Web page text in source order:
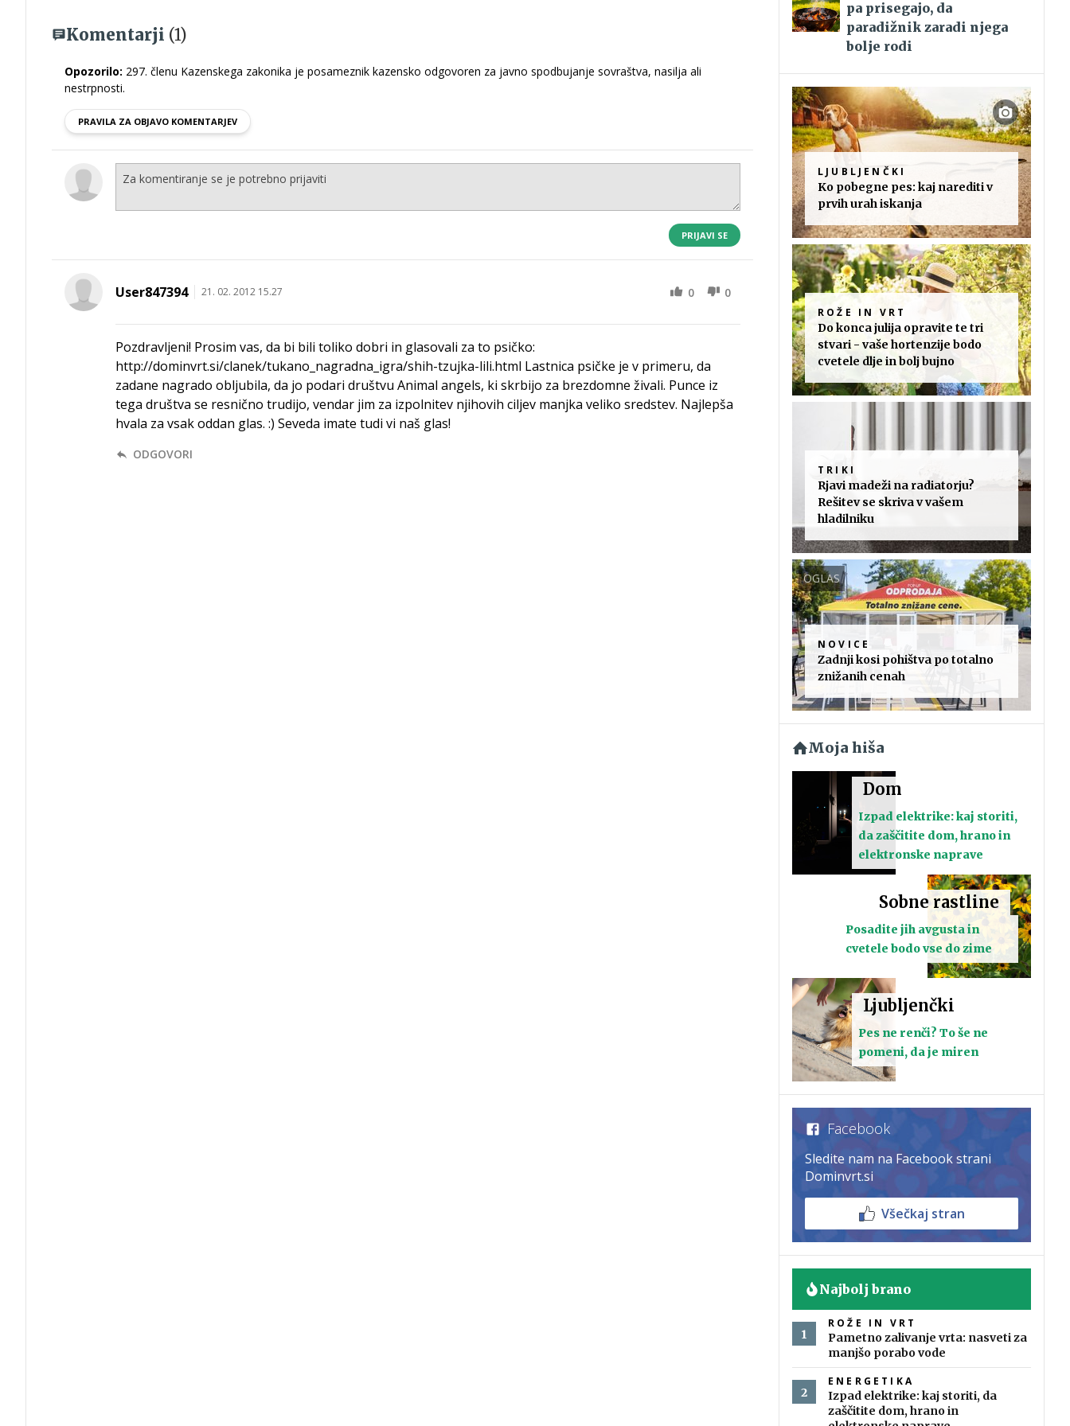
Komentarji (1)
Opozorilo: 297. členu Kazenskega zakonika je posameznik kazensko odgovoren za javno spodbujanje sovraštva, nasilja ali
nestrpnosti.
PRAVILA ZA OBJAVO KOMENTARJEV
PRIJAVI SE
User847394 21. 02. 2012 15.27 0 0
Pozdravljeni! Prosim vas, da bi bili toliko dobri in glasovali za to psičko:
http://dominvrt.si/clanek/tukano_nagradna_igra/shih-tzujka-lili.html Lastnica psičke je v primeru, da
zadane nagrado obljubila, da jo podari društvu Animal angels, ki skrbijo za brezdomne živali. Punce iz
tega društva se resnično trudijo, vendar jim za izpolnitev njihovih ciljev manjka veliko sredstev. Najlepša
hvala za vsak oddan glas. :) Seveda imate tudi vi naš glas!
ODGOVORI
pa prisegajo, da
paradižnik zaradi njega
bolje rodi
LJUBLJENČKI
Ko pobegne pes: kaj narediti v
prvih urah iskanja
ROŽE IN VRT
Do konca julija opravite te tri
stvari - vaše hortenzije bodo
cvetele dlje in bolj bujno
TRIKI
Rjavi madeži na radiatorju?
Rešitev se skriva v vašem
hladilniku
OGLAS
NOVICE
Zadnji kosi pohištva po totalno
znižanih cenah
Moja hiša
Dom
Izpad elektrike: kaj storiti,
da zaščitite dom, hrano in
elektronske naprave
Sobne rastline
Posadite jih avgusta in
cvetele bodo vse do zime
Ljubljenčki
Pes ne renči? To še ne
pomeni, da je miren
Facebook
Sledite nam na Facebook strani
Dominvrt.si
Všečkaj stran
Najbolj brano
ROŽE IN VRT
Pametno zalivanje vrta: nasveti za
manjšo porabo vode
ENERGETIKA
Izpad elektrike: kaj storiti, da
zaščitite dom, hrano in